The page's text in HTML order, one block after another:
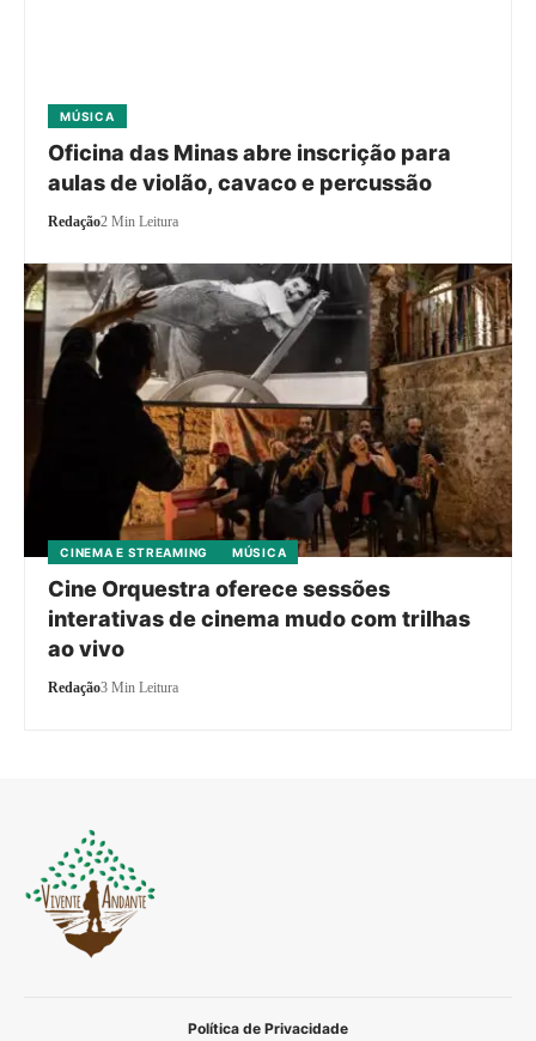
MÚSICA
Oficina das Minas abre inscrição para
aulas de violão, cavaco e percussão
Redação2 Min Leitura
CINEMA E STREAMING MÚSICA
Cine Orquestra oferece sessões
interativas de cinema mudo com trilhas
ao vivo
Redação3 Min Leitura
Política de Privacidade